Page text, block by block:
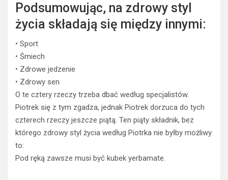
Podsumowując, na zdrowy styl
życia składają się między innymi:
• Sport
• Śmiech
• Zdrowe jedzenie
• Zdrowy sen
O te cztery rzeczy trzeba dbać według specjalistów.
Piotrek się z tym zgadza, jednak Piotrek dorzuca do tych
czterech rzeczy jeszcze piątą. Ten piąty składnik, bez
którego zdrowy styl życia według Piotrka nie byłby możliwy
to:
Pod ręką zawsze musi być kubek yerbamate.